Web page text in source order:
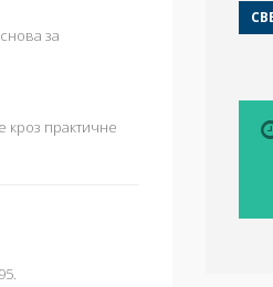
за
кроз практичне